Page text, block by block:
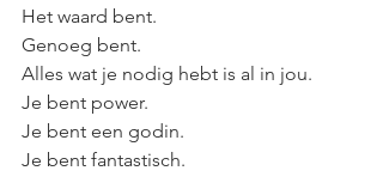
Het waard bent.
Genoeg bent.
Alles wat je nodig hebt is al in jou.
Je bent power.
Je bent een godin.
Je bent fantastisch.